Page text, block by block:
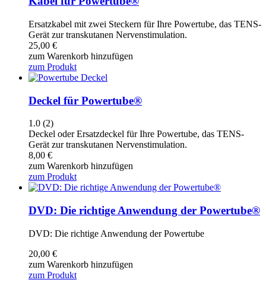
Ersatzkabel mit zwei Steckern für Ihre Powertube, das TENS-
Gerät zur transkutanen Nervenstimulation.
25,00 €
zum Warenkorb hinzufügen
zum Produkt
Deckel für Powertube®
1.0 (2)
Deckel oder Ersatzdeckel für Ihre Powertube, das TENS-
Gerät zur transkutanen Nervenstimulation.
8,00 €
zum Warenkorb hinzufügen
zum Produkt
DVD: Die richtige Anwendung der Powertube®
DVD: Die richtige Anwendung der Powertube
20,00 €
zum Warenkorb hinzufügen
zum Produkt